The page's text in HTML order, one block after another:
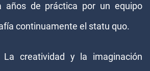
años de práctica por un equipo
continuamente el statu quo.
La creatividad y la imaginación